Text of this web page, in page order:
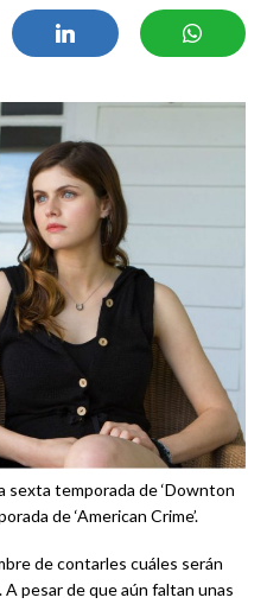
sexta temporada de ‘Downton
de ‘American Crime’.
de contarles cuáles serán
pesar de que aún faltan unas